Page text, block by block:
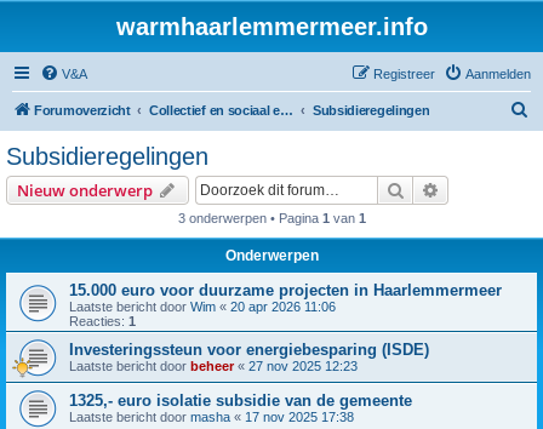
warmhaarlemmermeer.info
V&A Aanmelden
Registreer
Forumoverzicht Collectief en sociaal energie initiatief Subsidieregelingen
Subsidieregelingen
Nieuw onderwerp Zoek
3 onderwerpen • Pagina 1 van 1
Onderwerpen
15.000 euro voor duurzame projecten in Haarlemmermeer
Laatste bericht door Wim « 20 apr 2026 11:06
Reacties: 1
Investeringssteun voor energiebesparing (ISDE)
Laatste bericht door beheer« 27 nov 2025 12:23
1325,- euro isolatie subsidie van de gemeente
Laatste bericht door masha « 17 nov 2025 17:38